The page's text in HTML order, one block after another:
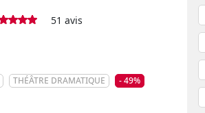
51 avis
THÉÂTRE DRAMATIQUE
- 49%